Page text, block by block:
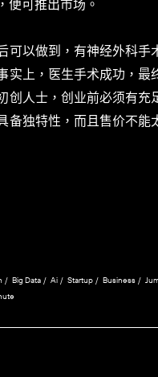
可以做到，有神经外科
实上，医生手术成功，最
创人士，创业前必须有充
备独特性，而且售价不能
Big Data Ai Startup Business